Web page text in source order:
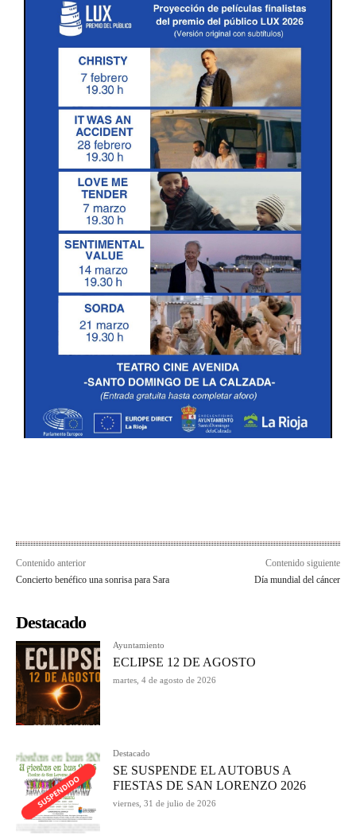
Contenido anterior
Concierto benéfico una sonrisa para Sara
Contenido siguiente
Día mundial del cáncer
Destacado
Ayuntamiento
ECLIPSE 12 DE AGOSTO
martes, 4 de agosto de 2026
Destacado
SE SUSPENDE EL AUTOBUS A
FIESTAS DE SAN LORENZO 2026
viernes, 31 de julio de 2026